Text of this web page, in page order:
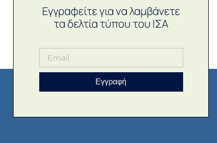
Εγγραφείτε για να λαμβάνετε
τα δελτία τύπου του ΙΣΑ
Εγγραφή